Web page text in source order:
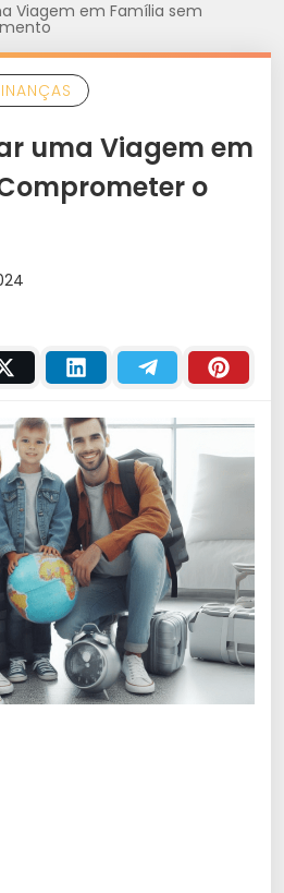
Viagem em Família sem
uma Viagem em
o